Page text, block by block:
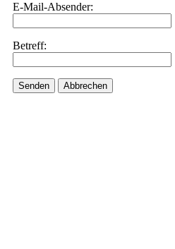
E-Mail-Absender:
Betreff:
Senden Abbrechen